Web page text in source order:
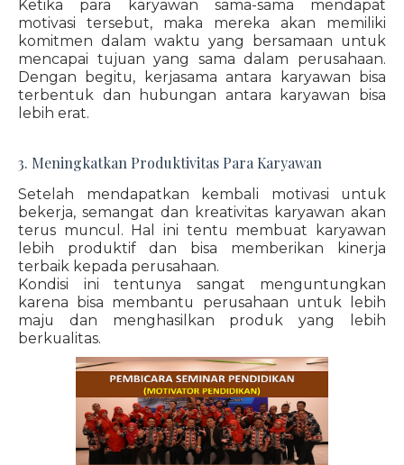
Ketika para karyawan sama-sama mendapat
motivasi tersebut, maka mereka akan memiliki
komitmen dalam waktu yang bersamaan untuk
mencapai tujuan yang sama dalam perusahaan.
Dengan begitu, kerjasama antara karyawan bisa
terbentuk dan hubungan antara karyawan bisa
lebih erat.
3. Meningkatkan Produktivitas Para Karyawan
Setelah mendapatkan kembali motivasi untuk
bekerja, semangat dan kreativitas karyawan akan
terus muncul. Hal ini tentu membuat karyawan
lebih produktif dan bisa memberikan kinerja
terbaik kepada perusahaan.
Kondisi ini tentunya sangat menguntungkan
karena bisa membantu perusahaan untuk lebih
maju dan menghasilkan produk yang lebih
berkualitas.